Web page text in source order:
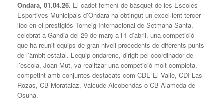
Ondara, 01.04.26. El cadet femení de bàsquet de les Escoles
Esportives Municipals d’Ondara ha obtingut un excel·lent tercer
lloc en el prestigiós Torneig Internacional de Setmana Santa,
celebrat a Gandia del 29 de març a l’1 d’abril, una competició
que ha reunit equips de gran nivell procedents de diferents punts
de l’àmbit estatal. L’equip ondarenc, dirigit pel coordinador de
l’escola, Joan Mut, va realitzar una competició molt completa,
competint amb conjuntes destacats com CDE El Valle, CDI Las
Rozas, CB Moratalaz, Valcude Alcobendas o CB Alameda de
Osuna.